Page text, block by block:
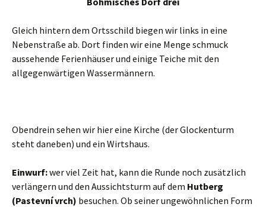
Gleich hintern dem Ortsschild biegen wir links in eine
Nebenstraße ab. Dort finden wir eine Menge schmuck
aussehende Ferienhäuser und einige Teiche mit den
allgegenwärtigen Wassermännern.
Obendrein sehen wir hier eine Kirche (der Glockenturm
steht daneben) und ein Wirtshaus.
Einwurf:wer viel Zeit hat, kann die Runde noch zusätzlich
verlängern und den Aussichtsturm auf dem Hutberg
(Pastevní vrch) besuchen. Ob seiner ungewöhnlichen Form